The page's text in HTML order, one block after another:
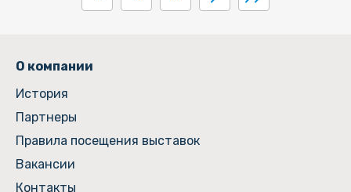
О компании
История
Партнеры
Правила посещения выставок
Вакансии
Контакты